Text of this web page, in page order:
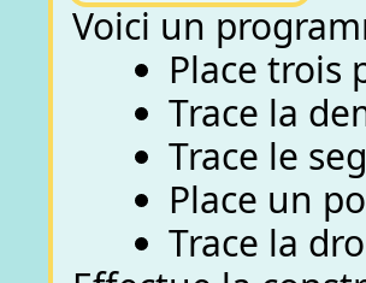
Voici un
Place trois
Trace la
Trace le
Place un
Trace la